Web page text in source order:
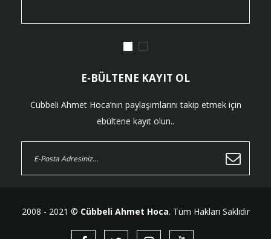
E-BÜLTENE KAYIT OL
Cübbeli Ahmet Hoca’nın paylaşımlarını takip etmek için
ebültene kayıt olun..
2008 - 2021 © Cübbeli Ahmet Hoca. Tüm Hakları Saklıdır